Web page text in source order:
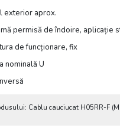
exterior aprox.
permisă de îndoire, aplicație
de funcționare, fix
nominală U
Cablu cauciucat H05RR-F